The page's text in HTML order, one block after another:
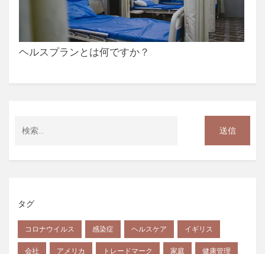
ヘルスプランとは何ですか？
タグ
コロナウイルス 感染症 ヘルスケア イギリス
会社 アメリカ トレードマーク 家庭 健康管理